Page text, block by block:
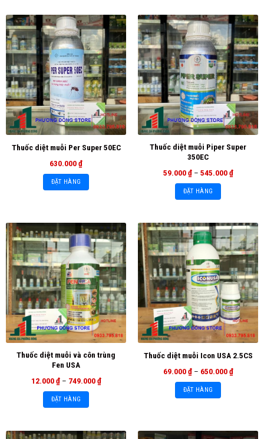
Thuốc diệt muỗi Per Super 50EC
630.000₫
ĐẶT HÀNG
Thuốc diệt muỗi Piper Super
350EC
59.000₫ – 545.000₫
ĐẶT HÀNG
Thuốc diệt muỗi và côn trùng
Fen USA
12.000₫ – 749.000₫
ĐẶT HÀNG
Thuốc diệt muỗi Icon USA 2.5CS
69.000₫ – 650.000₫
ĐẶT HÀNG